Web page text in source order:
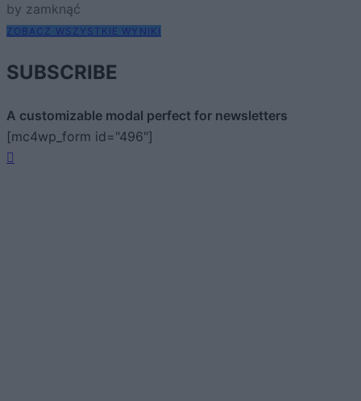
by zamknąć
ZOBACZ WSZYSTKIE WYNIKI
SUBSCRIBE
A customizable modal perfect for newsletters
[mc4wp_form id="496"]